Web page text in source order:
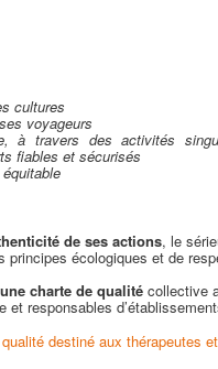
cultures
voyageurs
à travers des activités
fiables et sécurisés
de ses actions, le
écologiques et de
charte de qualité collective
et responsables
destiné aux thérapeutes